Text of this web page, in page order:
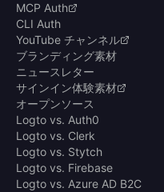
MCP Auth
CLI Auth
YouTube チャンネル
ブランディング素材
ニュースレター
サインイン体験素材
オープンソース
Logto vs. Auth0
Logto vs. Clerk
Logto vs. Stytch
Logto vs. Firebase
Logto vs. Azure AD B2C